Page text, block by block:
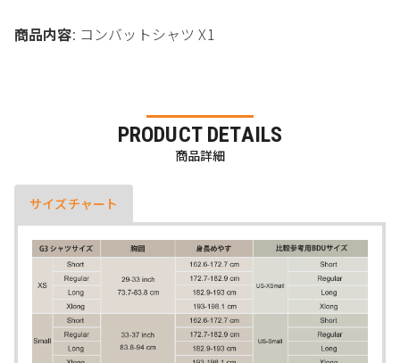
商品内容: コンバットシャツ X1
PRODUCT DETAILS
商品詳細
サイズチャート